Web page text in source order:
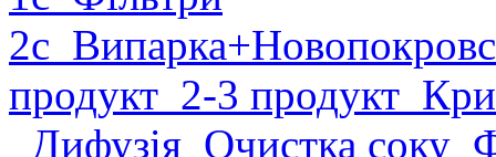
2с Випарка
продукт 2-3 продукт
Дифузія Очистка соку